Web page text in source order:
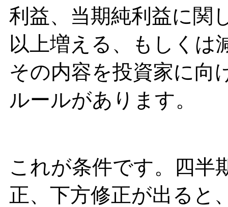
利益、当期純利益に関
以上増える、もしくは
その内容を投資家に向
ルールがあります。
これが条件です。四半
正、下方修正が出ると